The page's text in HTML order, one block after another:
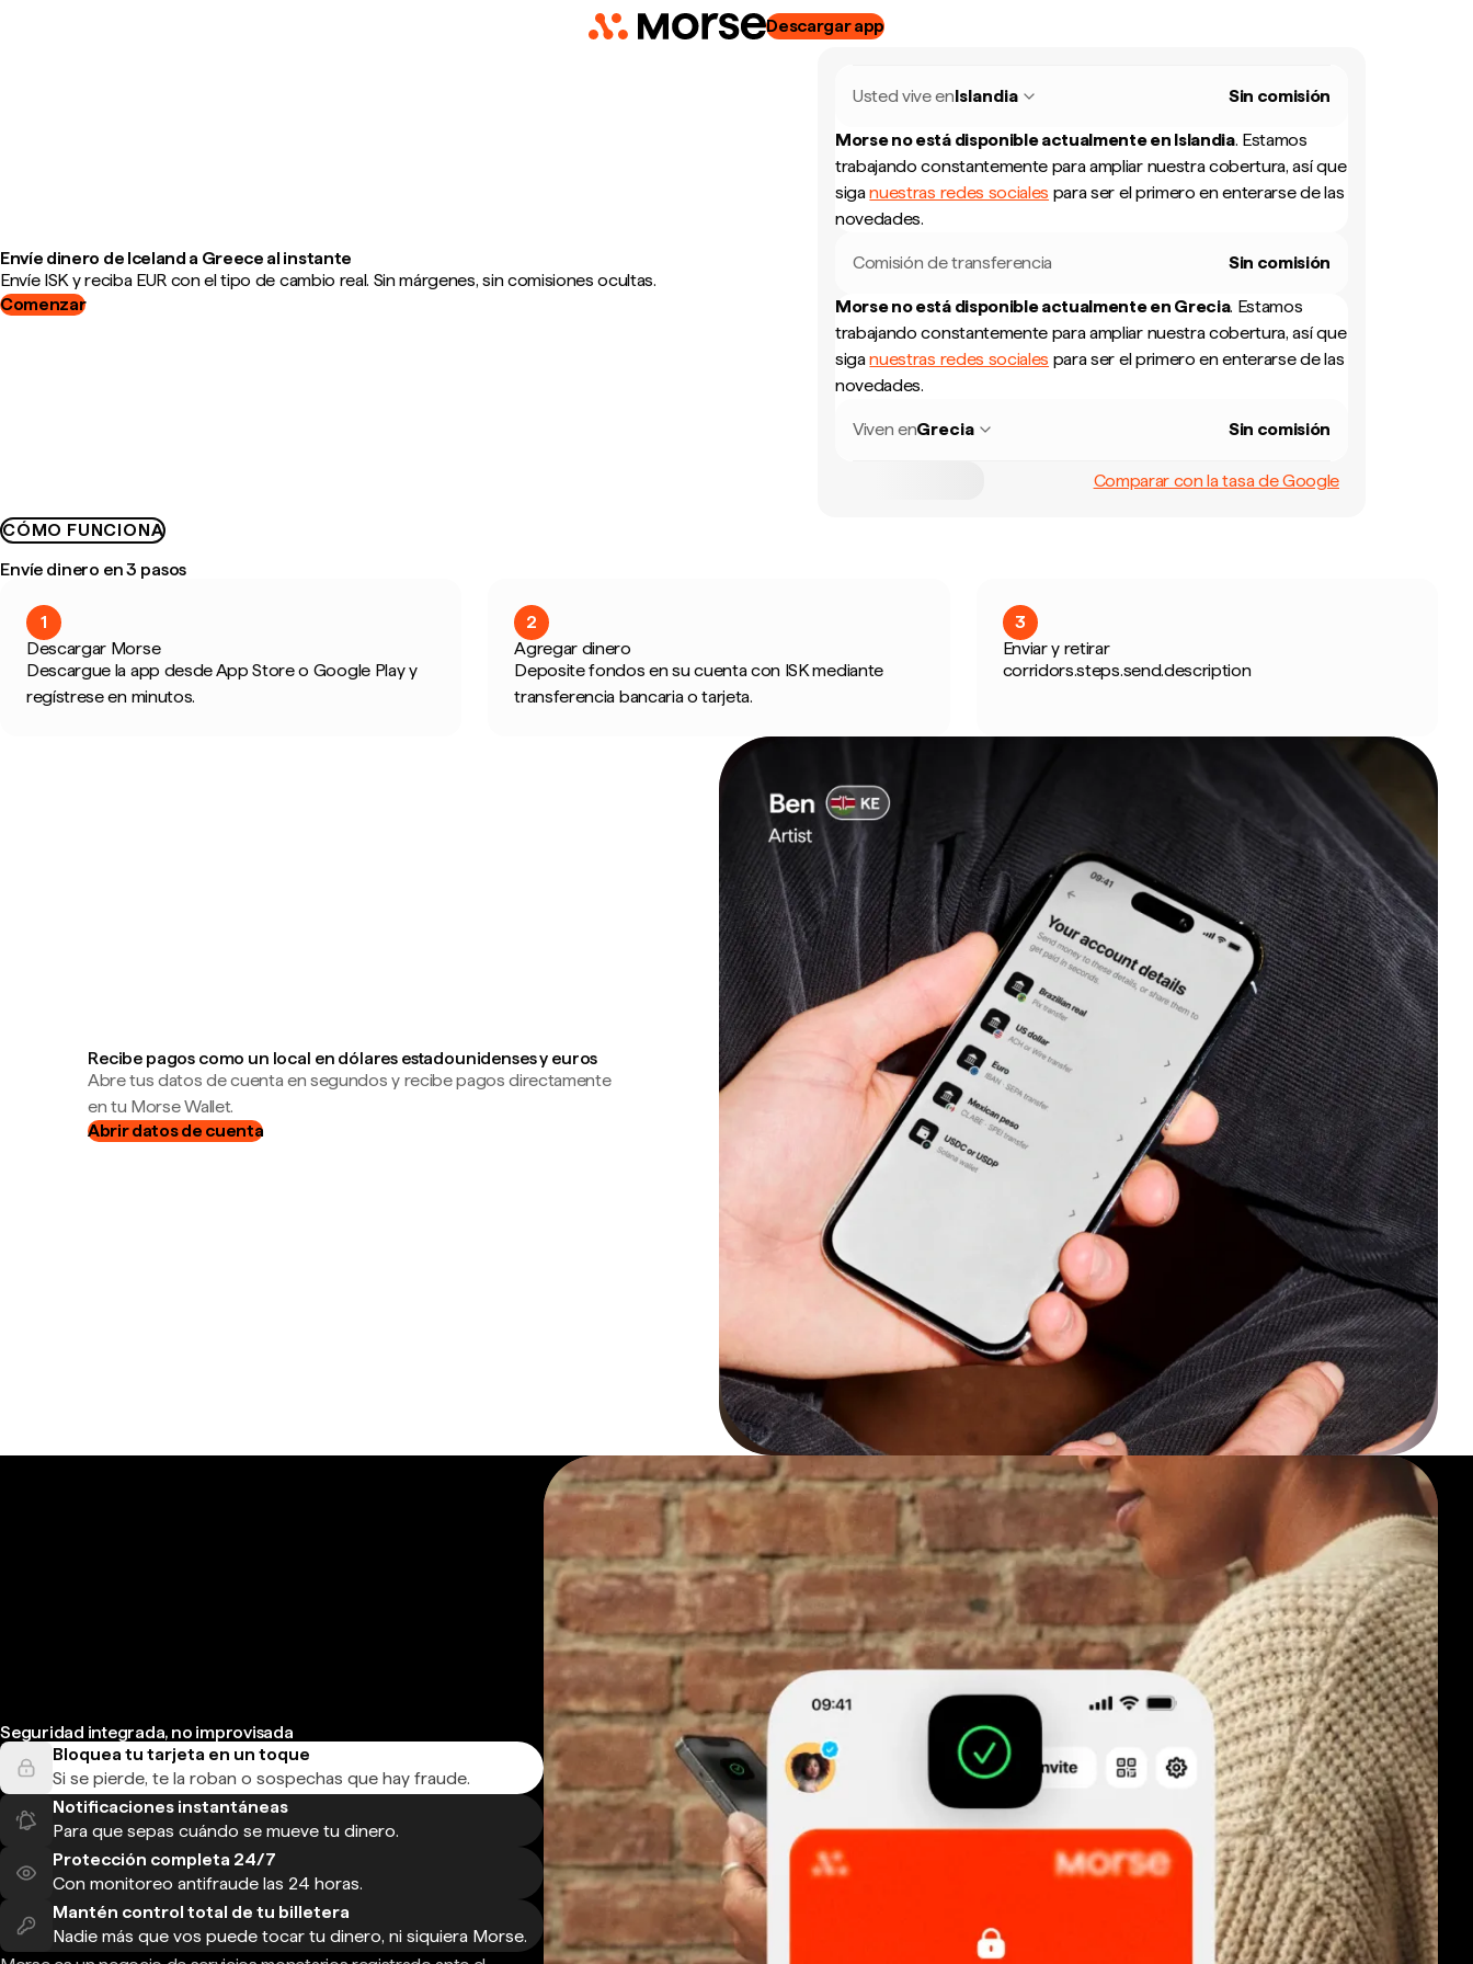
Descargar app
Envíe dinero de Iceland a Greece al instante
Envíe ISK y reciba EUR con el tipo de cambio real. Sin márgenes, sin comisiones ocultas.
Comenzar
Usted vive enIslandia Sin comisión
Morse no está disponible actualmente en Islandia. Estamos
trabajando constantemente para ampliar nuestra cobertura, así que
siganuestras redes sociales para ser el primero en enterarse de las
novedades.
Comisión de transferencia Sin comisión
Morse no está disponible actualmente en Grecia. Estamos
trabajando constantemente para ampliar nuestra cobertura, así que
siganuestras redes sociales para ser el primero en enterarse de las
novedades.
Viven enGrecia Sin comisión
Comparar con la tasa de Google
CÓMO FUNCIONA
Envíe dinero en 3 pasos
1
Descargar Morse
Descargue la app desde App Store o Google Play y
regístrese en minutos.
2
Agregar dinero
Deposite fondos en su cuenta con ISK mediante
transferencia bancaria o tarjeta.
3
Enviar y retirar
corridors.steps.send.description
Recibe pagos como un local en dólares estadounidenses y euros
Abre tus datos de cuenta en segundos y recibe pagos directamente
en tu Morse Wallet.
Abrir datos de cuenta
Seguridad integrada, no improvisada
Bloquea tu tarjeta en un toque
Si se pierde, te la roban o sospechas que hay fraude.
Notificaciones instantáneas
Para que sepas cuándo se mueve tu dinero.
Protección completa 24/7
Con monitoreo antifraude las 24 horas.
Mantén control total de tu billetera
Nadie más que vos puede tocar tu dinero, ni siquiera Morse.